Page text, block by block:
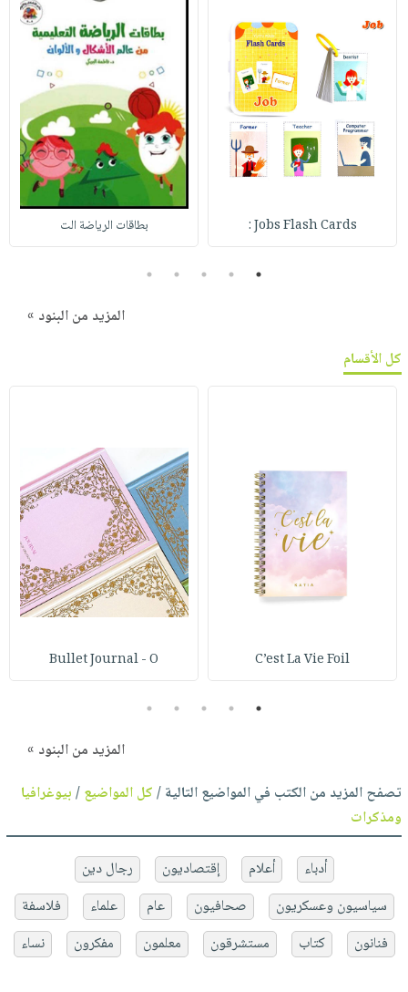
Jobs Flash Cards : بطاقات الرياضة الت
1
2
3
4
5
المزيد من البنود »
كل الأقسام
C’est La Vie Foil
Bullet Journal - O
1
2
3
4
5
المزيد من البنود »
تصفح المزيد من الكتب في المواضيع التالية /كل المواضيع/بيوغرافيا
ومذكرات
أدباء أعلام إقتصاديون
رجال دين
سياسيون وعسكريون
صحافيون عام علماء
فلاسفة
فنانون
كتاب مستشرقون معلمون مفكرون نساء